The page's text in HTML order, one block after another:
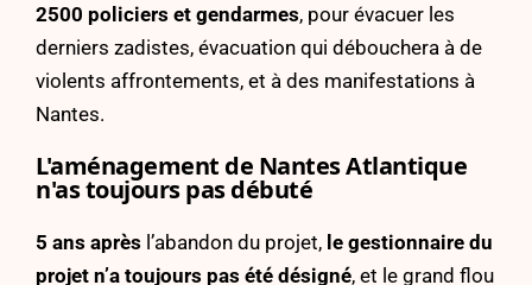
2500 policiers et gendarmes, pour évacuer les
derniers zadistes, évacuation qui débouchera à de
violents affrontements, et à des manifestations à
Nantes.
L'aménagement de Nantes Atlantique
n'as toujours pas débuté
5 ans après l’abandon du projet, le gestionnaire du
projet n’a toujours pas été désigné, et le grand flou